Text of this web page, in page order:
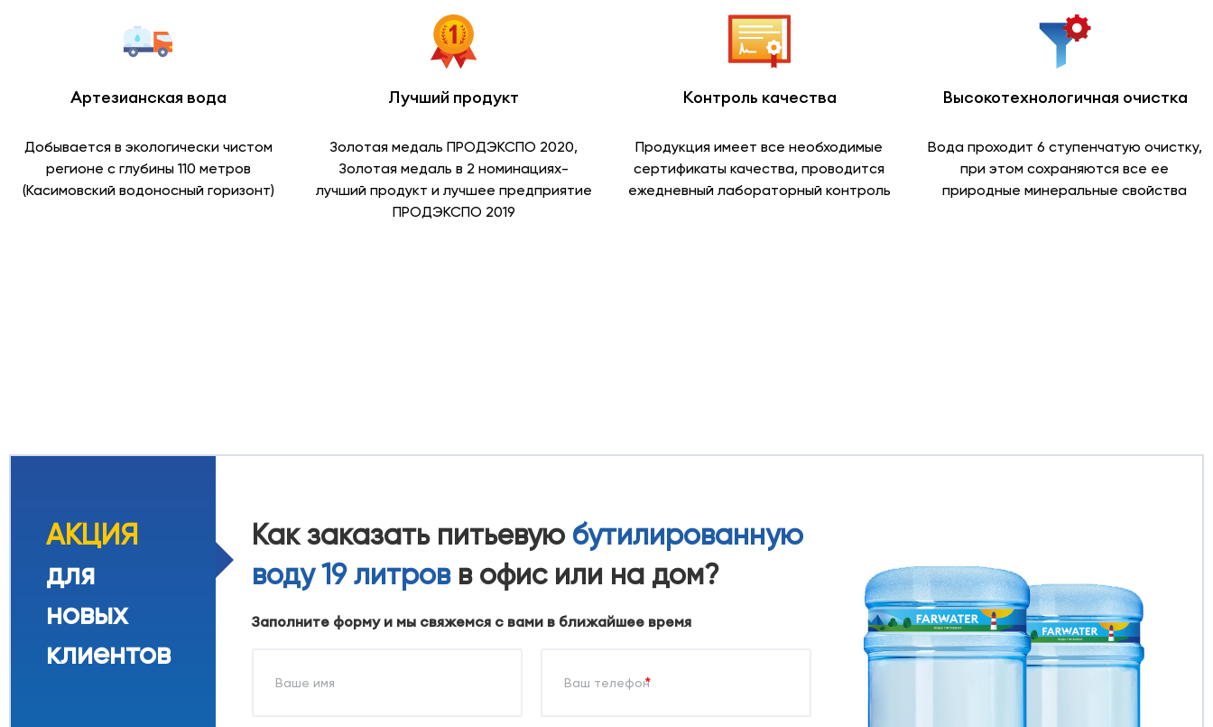
Артезианская вода
Добывается в экологически чистом
регионе с глубины 110 метров
(Касимовский водоносный горизонт)
Лучший продукт
Золотая медаль ПРОДЭКСПО 2020,
Золотая медаль в 2 номинациях-
лучший продукт и лучшее предприятие
ПРОДЭКСПО 2019
Контроль качества
Продукция имеет все необходимые
сертификаты качества, проводится
ежедневный лабораторный контроль
Высокотехнологичная очистка
Вода проходит 6 ступенчатую очистку,
при этом сохраняются все ее
природные минеральные свойства
АКЦИЯ
для
новых
клиентов
Как заказать питьевую бутилированную
воду 19 литровв офис или на дом?
Заполните форму и мы свяжемся с вами в ближайшее время
*